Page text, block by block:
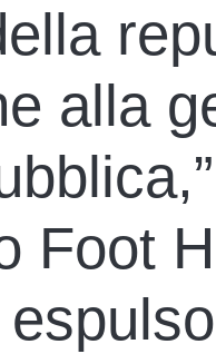
alla
Foot